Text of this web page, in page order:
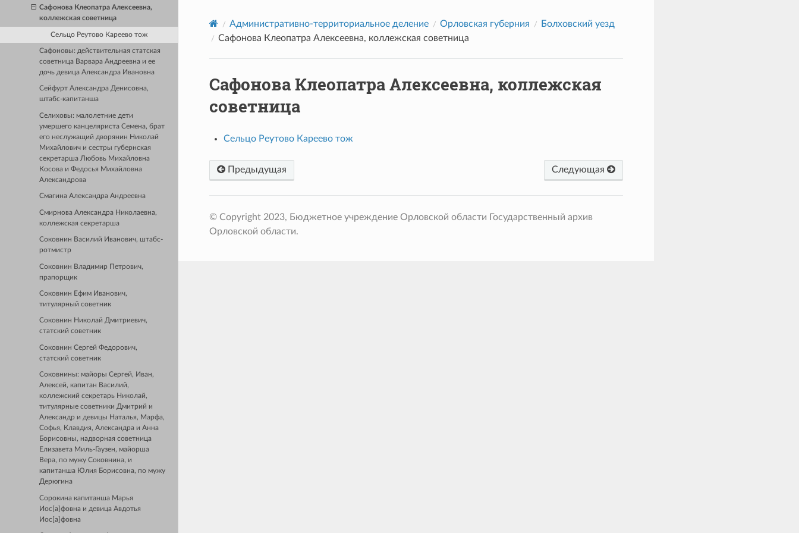
Сафонова Клеопатра Алексеевна,
коллежская советница
Сельцо Реутово Кареево тож
Сафоновы: действительная статская
советница Варвара Андреевна и ее
дочь девица Александра Ивановна
Сейфурт Александра Денисовна,
штабс-капитанша
Селиховы: малолетние дети
умершего канцеляриста Семена, брат
его неслужащий дворянин Николай
Михайлович и сестры губернская
секретарша Любовь Михайловна
Косова и Федосья Михайловна
Александрова
Смагина Александра Андреевна
Смирнова Александра Николаевна,
коллежская секретарша
Соковнин Василий Иванович, штабс-
ротмистр
Соковнин Владимир Петрович,
прапорщик
Соковнин Ефим Иванович,
титулярный советник
Соковнин Николай Дмитриевич,
статский советник
Соковнин Сергей Федорович,
статский советник
Соковнины: майоры Сергей, Иван,
Алексей, капитан Василий,
коллежский секретарь Николай,
титулярные советники Дмитрий и
Александр и девицы Наталья, Марфа,
Софья, Клавдия, Александра и Анна
Борисовны, надворная советница
Елизавета Миль-Гаузен, майорша
Вера, по мужу Соковнина, и
капитанша Юлия Борисовна, по мужу
Дерюгина
Сорокина капитанша Марья
Иос[а]фовна и девица Авдотья
Иос[а]фовна
Административно-территориальное деление Орловская губерния
Болховский уезд
Сафонова Клеопатра Алексеевна, коллежская советница
Сафонова Клеопатра Алексеевна, коллежская
советница
Сельцо Реутово Кареево тож
Предыдущая Следующая
© Copyright 2023, Бюджетное учреждение Орловской области Государственный архив
Орловской области.